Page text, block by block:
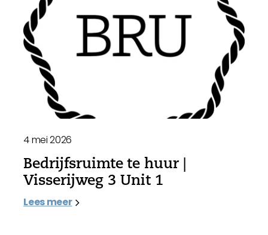
4 mei 2026
Bedrijfsruimte te huur |
Visserijweg 3 Unit 1
Lees meer